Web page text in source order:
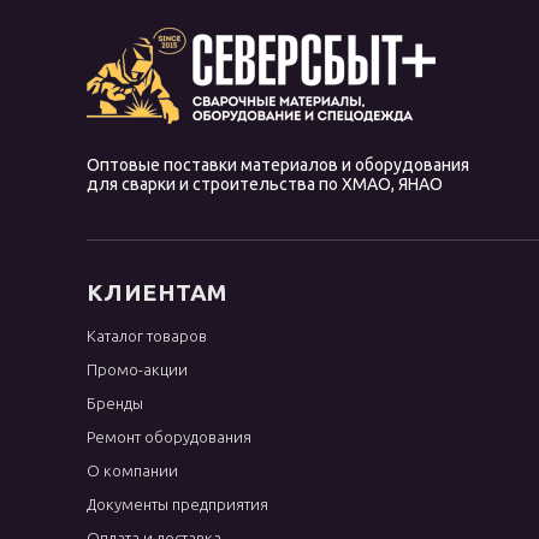
OK 68.82
OK 74.70
OK 74.78
OK 75.75
OK 83.50
OK 83.65
OK 84.80
OK 92.18
OK 92.58
Оптовые поставки материалов и оборудования
для сварки и строительства по ХМАО, ЯНАО
КЛИЕНТАМ
Каталог товаров
Промо-акции
Бренды
Ремонт оборудования
О компании
Документы предприятия